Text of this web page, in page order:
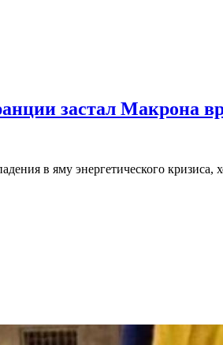
застал Макрона
в яму энергетического кризиса,